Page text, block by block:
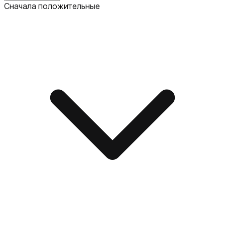
Сначала положительные